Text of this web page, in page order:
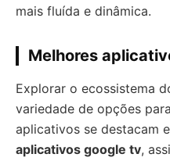
mais fluída e dinâmica.
Melhores
Explorar o ecossistema
variedade de opções
aplicativos se destacam
aplicativos google tv,